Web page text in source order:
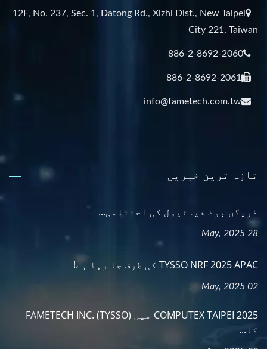
12F, No. 237, Sec. 1, Datong Rd., Xizhi Dist., New Taipei
City 221, Taiwan
886-2-8692-2060
886-2-8692-2061
info@fametech.com.tw
تازہ ترین خبریں
ڈریگن بوٹ فیسٹیول کی اختتامی...
28 May, 2025
TYSSO NRF 2025 APAC کی طرف جا رہا ہے!
02 May, 2025
COMPUTEX TAIPEI 2025 میں FAMETECH INC. (TYSSO)
کا...